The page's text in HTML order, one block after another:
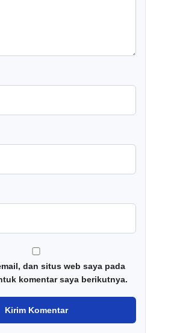
dan situs web saya pada
komentar saya berikutnya.